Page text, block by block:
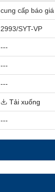
cung cấp báo
2993/SYT-VP
---
---
---
Tải xuống
---